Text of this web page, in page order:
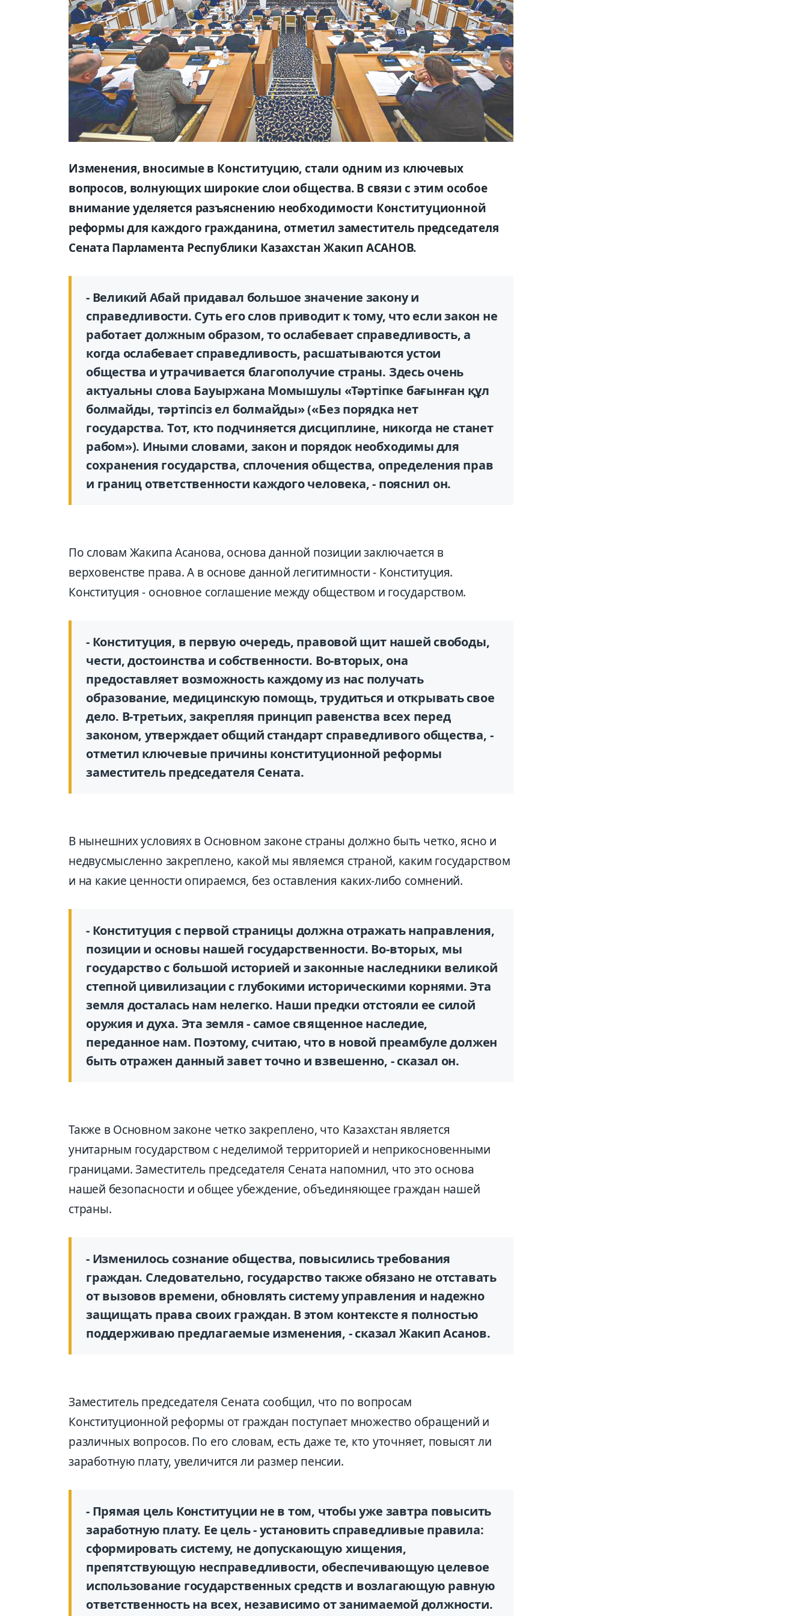
Изменения, вносимые в Конституцию, стали одним из ключевых
вопросов, волнующих широкие слои общества. В связи с этим особое
внимание уделяется разъяснению необходимости Конституционной
реформы для каждого гражданина, отметил заместитель председателя
Сената Парламента Республики Казахстан Жакип АСАНОВ.
- Великий Абай придавал большое значение закону и
справедливости. Суть его слов приводит к тому, что если закон не
работает должным образом, то ослабевает справедливость, а
когда ослабевает справедливость, расшатываются устои
общества и утрачивается благополучие страны. Здесь очень
актуальны слова Бауыржана Момышулы «Тәртіпке бағынған құл
болмайды, тәртіпсіз ел болмайды» («Без порядка нет
государства. Тот, кто подчиняется дисциплине, никогда не станет
рабом»). Иными словами, закон и порядок необходимы для
сохранения государства, сплочения общества, определения прав
и границ ответственности каждого человека, - пояснил он.
По словам Жакипа Асанова, основа данной позиции заключается в
верховенстве права. А в основе данной легитимности - Конституция.
Конституция - основное соглашение между обществом и государством.
- Конституция, в первую очередь, правовой щит нашей свободы,
чести, достоинства и собственности. Во-вторых, она
предоставляет возможность каждому из нас получать
образование, медицинскую помощь, трудиться и открывать свое
дело. В-третьих, закрепляя принцип равенства всех перед
законом, утверждает общий стандарт справедливого общества, -
отметил ключевые причины конституционной реформы
заместитель председателя Сената.
В нынешних условиях в Основном законе страны должно быть четко, ясно и
недвусмысленно закреплено, какой мы являемся страной, каким государством
и на какие ценности опираемся, без оставления каких-либо сомнений.
- Конституция с первой страницы должна отражать направления,
позиции и основы нашей государственности. Во-вторых, мы
государство с большой историей и законные наследники великой
степной цивилизации с глубокими историческими корнями. Эта
земля досталась нам нелегко. Наши предки отстояли ее силой
оружия и духа. Эта земля - самое священное наследие,
переданное нам. Поэтому, считаю, что в новой преамбуле должен
быть отражен данный завет точно и взвешенно, - сказал он.
Также в Основном законе четко закреплено, что Казахстан является
унитарным государством с неделимой территорией и неприкосновенными
границами. Заместитель председателя Сената напомнил, что это основа
нашей безопасности и общее убеждение, объединяющее граждан нашей
страны.
- Изменилось сознание общества, повысились требования
граждан. Следовательно, государство также обязано не отставать
от вызовов времени, обновлять систему управления и надежно
защищать права своих граждан. В этом контексте я полностью
поддерживаю предлагаемые изменения, - сказал Жакип Асанов.
Заместитель председателя Сената сообщил, что по вопросам
Конституционной реформы от граждан поступает множество обращений и
различных вопросов. По его словам, есть даже те, кто уточняет, повысят ли
заработную плату, увеличится ли размер пенсии.
- Прямая цель Конституции не в том, чтобы уже завтра повысить
заработную плату. Ее цель - установить справедливые правила:
сформировать систему, не допускающую хищения,
препятствующую несправедливости, обеспечивающую целевое
использование государственных средств и возлагающую равную
ответственность на всех, независимо от занимаемой должности.